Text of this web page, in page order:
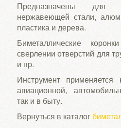
Предназначены для
нержавеющей стали,
пластика и дерева.
Биметаллические
сверлении отверстий для
и пр.
Инструмент применяется
авиационной,
так и в быту.
Вернуться в каталог